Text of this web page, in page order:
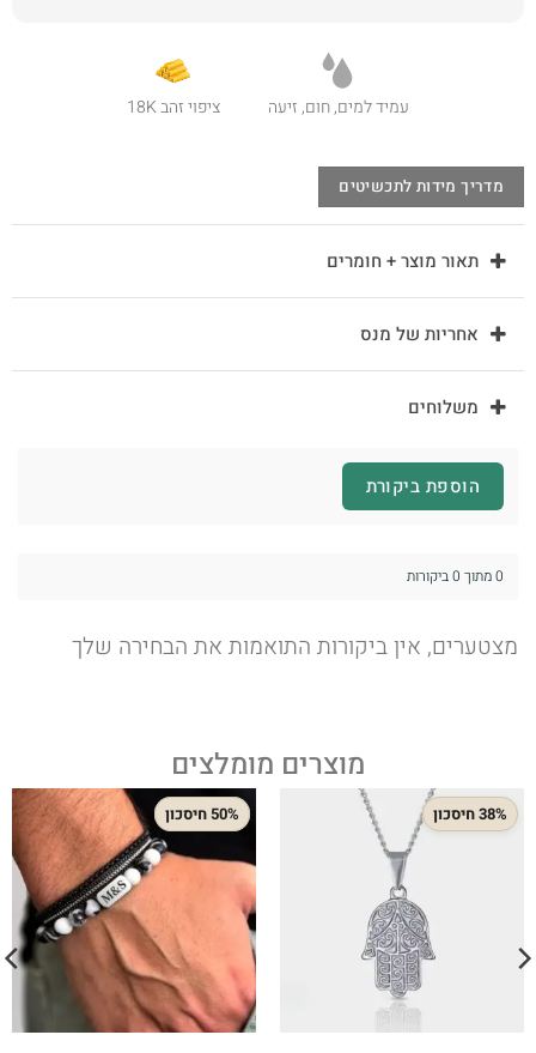
עמיד למים, חום, זיעה ציפוי זהב 18K
מדריך מידות לתכשיטים
תאור מוצר + חומרים
אחריות של מנס
משלוחים
הוספת ביקורת
0 מתוך 0 ביקורות
מצטערים, אין ביקורות התואמות את הבחירה שלך
מוצרים מומלצים
38% חיסכון 50% חיסכון